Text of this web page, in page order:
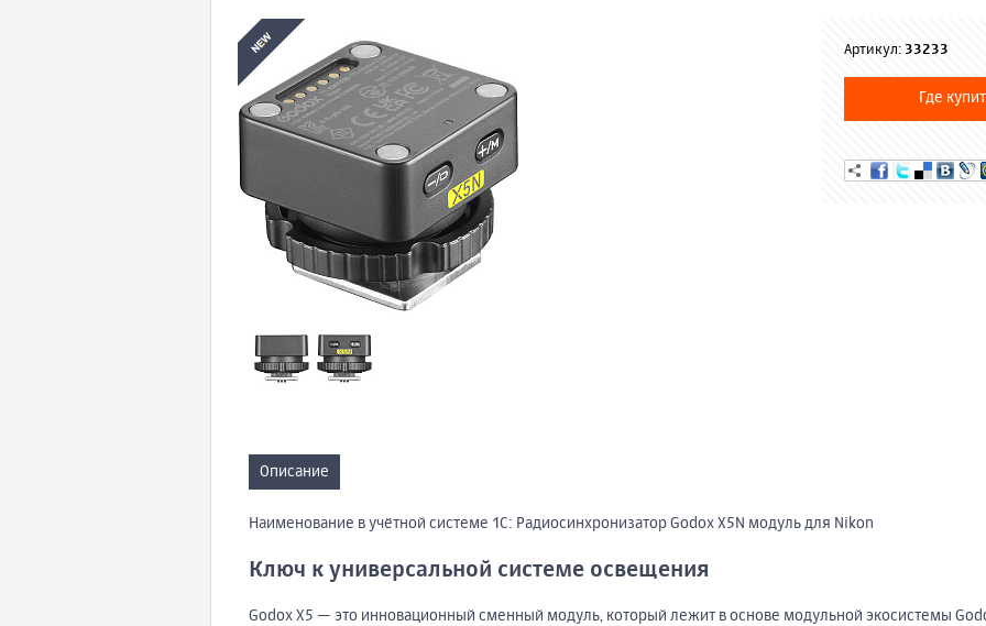
Артикул: 33233
Где
Описание
Наименование в учётной системе 1С: Радиосинхронизатор Godox X5N модуль для Nikon
Ключ к универсальной системе освещения
Godox X5 — это инновационный сменный модуль, который лежит в основе модульной экосистемы